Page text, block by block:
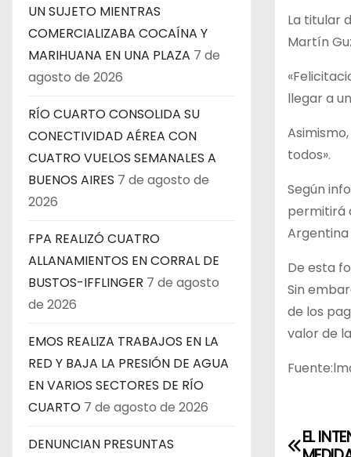
UN SUJETO MIENTRAS
COMERCIALIZABA COCAÍNA Y
MARIHUANA EN UNA PLAZA 7 de
agosto de 2026
RÍO CUARTO CONSOLIDA SU
CONECTIVIDAD AÉREA CON
CUATRO VUELOS SEMANALES A
BUENOS AIRES 7 de agosto de
2026
FPA REALIZÓ CUATRO
ALLANAMIENTOS EN CORRAL DE
BUSTOS-IFFLINGER 7 de agosto
de 2026
EMOS REALIZA TRABAJOS EN LA
RED Y BAJA LA PRESIÓN DE AGUA
EN VARIOS SECTORES DE RÍO
CUARTO 7 de agosto de 2026
DENUNCIAN PRESUNTAS
La titular
Martín
llegar a
todos».
Según
permitirá
De esta
Sin
de los
valor de
NEL